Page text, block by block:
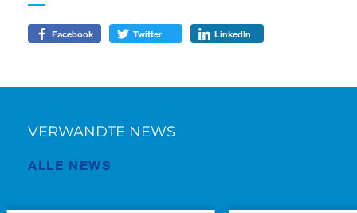
Facebook Twitter LinkedIn
VERWANDTE NEWS
ALLE NEWS